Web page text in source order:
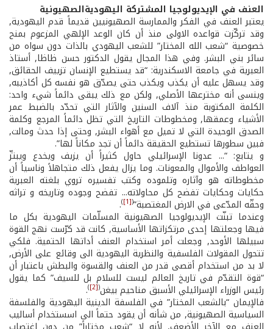
العنف في الإيديولوجيا المشتركة اليهودية­الصهيونية
يعتبر العنف في الفكر والممارسة الصهيونيين قديماً قدم اليهودية,
وقد تركّزت قواعده الاولى منذ أن كان الوعد الإلهي المزعوم بمنح
خصوصية “شعب الله المختار” للشعب اليهودي بالذات دون سواه من
سائر بني البشر. وفي هذا المجال يقول الدكتور حسن ظاظا, أستاذ
العبرية في جامعة الاسكندرية: “قد يستطيع الإنسان تزييف الحقائق,
وقد يسهل عليه أن يكذب ويكذب حتى يصدّق هو نفسه كل أكاذيبه,
وينسى أنه مخترعها الأصلي, ولكن مع ذلك يبقى دائماً شيء واحد:
الكلمة المكتوبة منذ آلاف السنين والآثار التي تحدّد بالضبط عمر
الأشياء وعمقها, ومخطوطات التاريخ التي تظل دائماً المرجع وكلمة
الصدق الوحيدة التي لا تميل مع أهواء البشر, وحتى إذا حدث ومالت,
فبين سطورها تستطيع الحقيقة دائماً أن تجد مكاناً لها”.
و يتابع: “... عدونا الإسرائيلي حاول كثيراً أن يزيف ويخدع ويبتزّ
العواطف والأموال والمعونات. وما يزال يفعل ذلك متجاهلاً وناسياً أن
مخطوطاته هو وآثاره وتلموده وكتب تفسيره تروي بلغته العبرية
حكايات وحكايات تفضح كل محاولاته... تفضح وجوده وتاريخه و تراثه
وحقّه المدّعى في الارض المغتصبة”(
[1]
)
.
وعندما تبنّت الإيديولوجيا الصهيونية المسلّمات اليهودية بكل ما
فيها وجعلتها إحدى مرتكزاتها الأساسية, كانت قد كرّست نهج القوة
سبيلها الأوحد, وجعلت أمر استخدام العنف أداتها الحتمية. فلكي
تتحول المقولات الفلسفية والنظرية اليهودية الى وقائع على الأرض,
لا بد من استخدام أقصى قدر من العنف والقسوة والبطش باعتبار أن
“قوة التقدّم في تاريخ العالم ليست للسلام بل للسيف” كما يقول
رئيس الوزراء الإسرائيلي الأسبق مناحيم بيغن(
[2]
)
.
فالإيمان “بالشعب المختار” في الفلسفة الدينية اليهودية والفلسفة
السياسية الصهيونية, من شأنه أن يقود حتماً الى اسستخدام أساليب